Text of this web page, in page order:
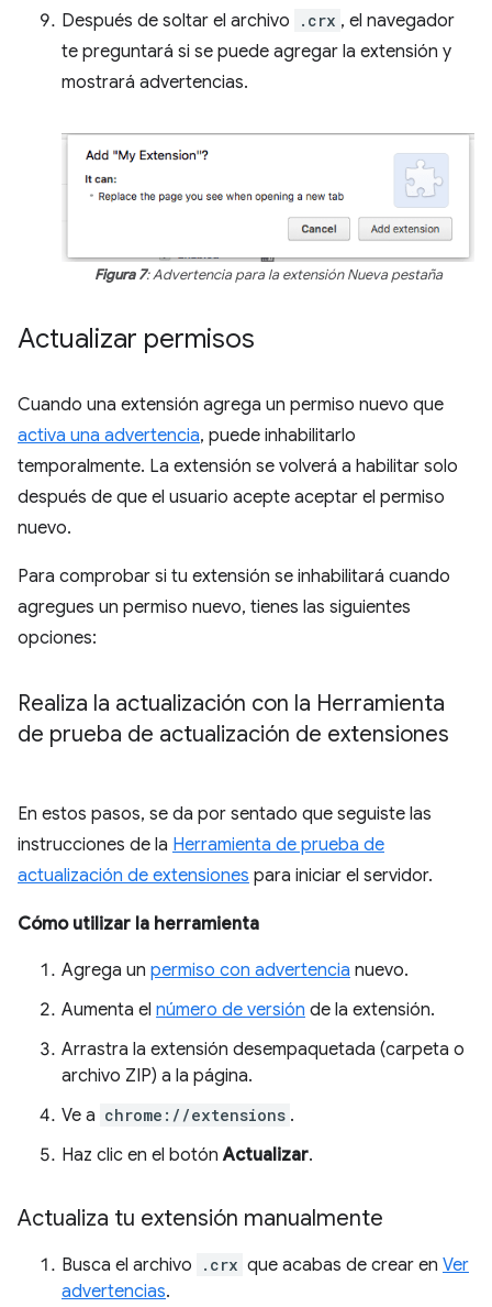
Después de soltar el archivo .crx , el navegador
te preguntará si se puede agregar la extensión y
mostrará advertencias.
Figura 7: Advertencia para la extensión Nueva pestaña
Actualizar permisos
Cuando una extensión agrega un permiso nuevo que
activa una advertencia, puede inhabilitarlo
temporalmente. La extensión se volverá a habilitar solo
después de que el usuario acepte aceptar el permiso
nuevo.
Para comprobar si tu extensión se inhabilitará cuando
agregues un permiso nuevo, tienes las siguientes
opciones:
Realiza la actualización con la Herramienta
de prueba de actualización de extensiones
En estos pasos, se da por sentado que seguiste las
instrucciones de la Herramienta de prueba de
actualización de extensiones para iniciar el servidor.
Cómo utilizar la herramienta
Agrega un permiso con advertencia nuevo.
Aumenta el número de versión de la extensión.
Arrastra la extensión desempaquetada (carpeta o
archivo ZIP) a la página.
Ve a chrome://extensions .
Haz clic en el botónActualizar.
Actualiza tu extensión manualmente
Busca el archivo .crx que acabas de crear en Ver
advertencias.